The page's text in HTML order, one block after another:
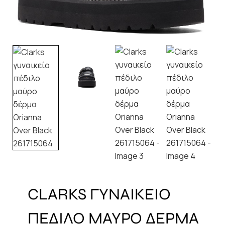
CLARKS ΓΥΝΑΙΚΕΙΟ
ΠΕΔΙΛΟ ΜΑΥΡΟ ΔΕΡΜΑ